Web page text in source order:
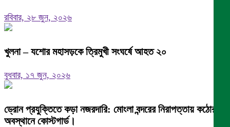
রবিবার, ২৮ জুন, ২০২৬
খুলনা – যশোর মহাসড়কে ত্রিমুখী সংঘর্ষে আহত ২০
বুধবার, ১৭ জুন, ২০২৬
ড্রোন প্রযুক্তিতে কড়া নজরদারি: মোংলা বন্দরের নিরাপত্তায় কঠোর
অবস্থানে কোস্টগার্ড।